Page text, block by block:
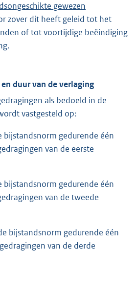
gewezen
zover dit heeft geleid tot het
of tot voortijdige beëindiging
duur van de verlaging
als bedoeld in de
vastgesteld op:
bijstandsnorm gedurende één
van de eerste
bijstandsnorm gedurende één
van de tweede
bijstandsnorm gedurende één
van de derde